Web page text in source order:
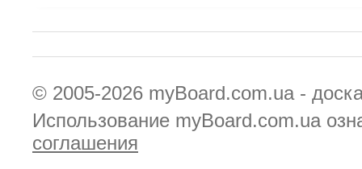
© 2005-2026 myBoard.com.ua -
Использование myBoard.com.ua
соглашения